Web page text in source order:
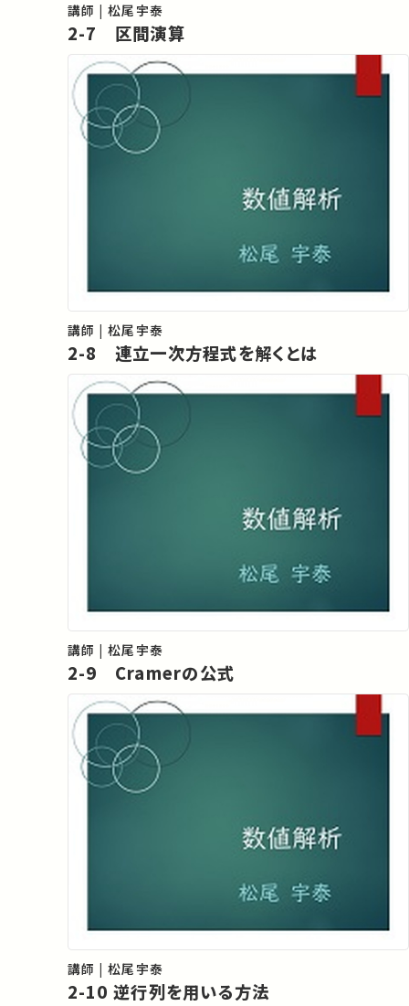
講師 | 松尾宇泰
2-7 区間演算
講師 | 松尾宇泰
2-8 連立一次方程式を解くとは
講師 | 松尾宇泰
2-9 Cramerの公式
講師 | 松尾宇泰
2-10 逆行列を用いる方法